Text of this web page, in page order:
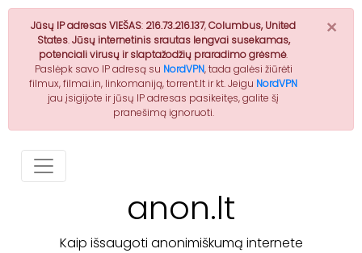
×
Jūsų IP adresas VIEŠAS: 216.73.216.137,Columbus, United
States.Jūsų internetinis srautas lengvai susekamas,
potenciali virusų ir slaptažodžių praradimo grėsmė.
Paslėpk savo IP adresą su NordVPN, tada galėsi žiūrėti
filmux, filmai.in, linkomaniją, torrent.lt ir kt. Jeigu NordVPN
jau įsigijote ir jūsų IP adresas pasikeitęs, galite šį
pranešimą ignoruoti.
anon.lt
Kaip išsaugoti anonimiškumą internete